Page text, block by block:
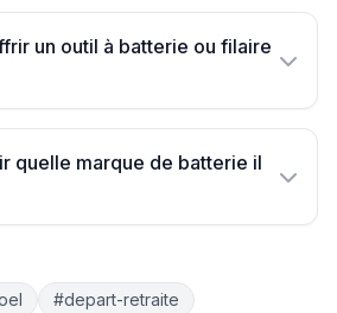
un outil à batterie ou filaire
quelle marque de batterie il
#depart-retraite